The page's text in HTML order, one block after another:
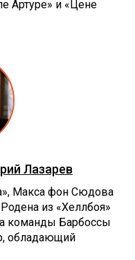
Артуре» и «Цене
Лазарев
Макса фон Сюдова
из «Хеллбоя»
команды Барбоссы
обладающий